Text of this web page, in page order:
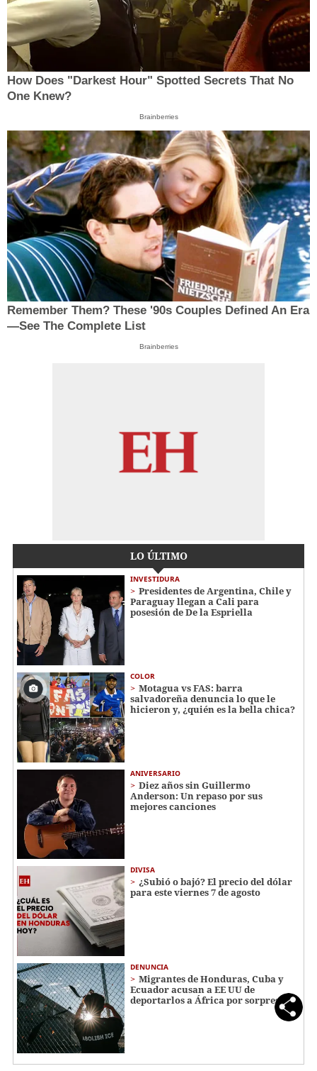
How Does "Darkest Hour" Spotted Secrets That No
One Knew?
Brainberries
Remember Them? These '90s Couples Defined An Era
—See The Complete List
Brainberries
LO ÚLTIMO
INVESTIDURA
Presidentes de Argentina, Chile y
Paraguay llegan a Cali para
posesión de De la Espriella
COLOR
Motagua vs FAS: barra
salvadoreña denuncia lo que le
hicieron y, ¿quién es la bella chica?
ANIVERSARIO
Diez años sin Guillermo
Anderson: Un repaso por sus
mejores canciones
DIVISA
¿Subió o bajó? El precio del dólar
para este viernes 7 de agosto
DENUNCIA
Migrantes de Honduras, Cuba y
Ecuador acusan a EE UU de
deportarlos a África por sorpresa